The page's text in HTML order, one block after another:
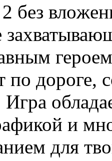
бeз
по дороге,
Игра
и
для